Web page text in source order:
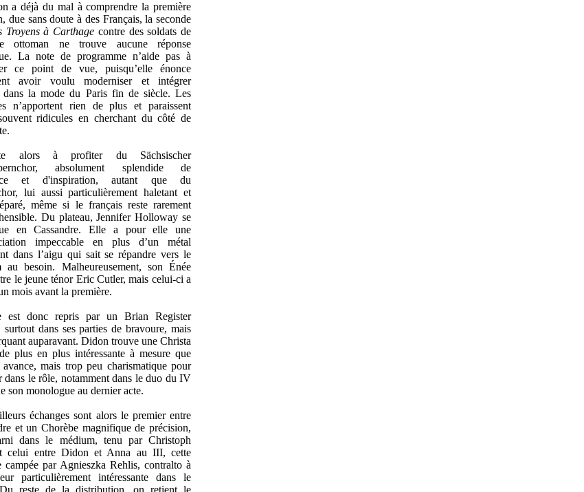
a déjà du mal à comprendre la première
due sans doute à des Français, la seconde
Troyens à Carthage contre des soldats de
ottoman ne trouve aucune réponse
La note de programme n’aide pas à
ce point de vue, puisqu’elle énonce
avoir voulu moderniser et intégrer
dans la mode du Paris fin de siècle. Les
n’apportent rien de plus et paraissent
ridicules en cherchant du côté de
alors à profiter du Sächsischer
absolument splendide de
et d'inspiration, autant que du
lui aussi particulièrement haletant et
même si le français reste rarement
Du plateau, Jennifer Holloway se
en Cassandre. Elle a pour elle une
impeccable en plus d’un métal
dans l’aigu qui sait se répandre vers le
au besoin. Malheureusement, son Énée
le jeune ténor Eric Cutler, mais celui-ci a
mois avant la première.
est donc repris par un Brian Register
surtout dans ses parties de bravoure, mais
auparavant. Didon trouve une Christa
plus en plus intéressante à mesure que
avance, mais trop peu charismatique pour
dans le rôle, notamment dans le duo du IV
son monologue au dernier acte.
échanges sont alors le premier entre
et un Chorèbe magnifique de précision,
dans le médium, tenu par Christoph
celui entre Didon et Anna au III, cette
campée par Agnieszka Rehlis, contralto à
particulièrement intéressante dans le
reste de la distribution, on retient le